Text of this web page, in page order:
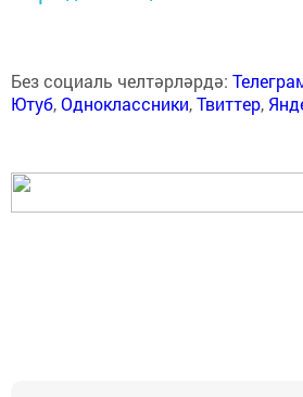
Без социаль челтәрләрдә:
Ютуб,Одноклассники,Твиттер,